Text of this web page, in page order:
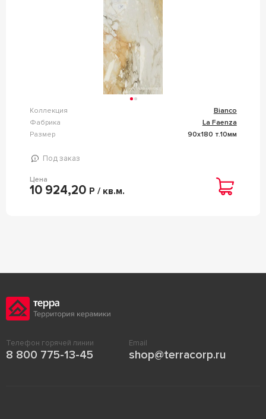
Коллекция
Bianco
Фабрика
La Faenza
Размер
90x180 т.10мм
Под заказ
Цена
10 924,20 Р / кв.м.
Телефон горячей линии
8 800 775-13-45
Email
shop@terracorp.ru